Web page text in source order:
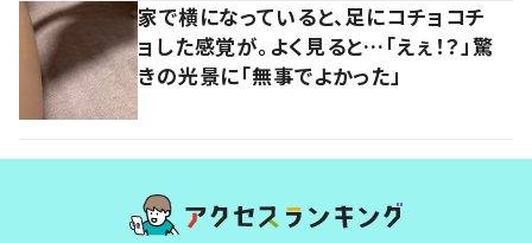
家で横になっていると、足にコチョコチ
ョした感覚が。よく見ると…「えぇ！？」驚
きの光景に「無事でよかった」